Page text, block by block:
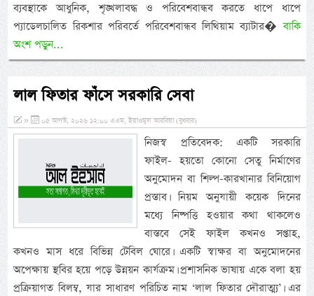
ব্যবস্থাকে আধুনিক, শৃঙ্খলাবদ্ধ ও পরিবেশবান্ধব করতে ধাপে ধাপে
প্যাডেলচালিত রিকশার পরিবর্তে পরিবেশবান্ধব লিথিয়াম ব্যাটার�বাকি
অংশ পড়ুন...
লাল ফিতার ফাঁসে সরকারি সেবা
» ০৫ আগস্ট, ২০২৬ ১২:০০ এএম, ইয়াওমুল আরবিয়া (বুধবার)
নিজস্ব প্রতিবেদক: একটি সরকারি
ফাইল- হয়তো কোনো সেতু নির্মাণের
অনুমোদন বা শিল্প-কারখানার বিনিয়োগ
প্রস্তাব। নিয়ম অনুযায়ী কয়েক দিনের
মধ্যে নিষ্পত্তি হওয়ার কথা থাকলেও
বাস্তবে সেই ফাইল কখনও সপ্তাহ,
কখনও মাস ধরে বিভিন্ন টেবিল ঘোরে। একটি স্বাক্ষর বা অনুমোদনের
অপেক্ষায় স্থবির হয়ে পড়ে উন্নয়ন কার্যক্রম। প্রশাসনিক ভাষায় একে বলা হয়
প্রক্রিয়াগত বিলম্ব, যার সাধারণ পরিচিত নাম ‘লাল ফিতার দৌরাত্ম্য’। এর